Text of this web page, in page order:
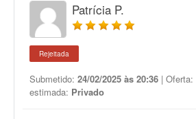
Patrícia P.
Rejeitada
Submetido: 24/02/2025 às 20:36 | Oferta:
estimada: Privado